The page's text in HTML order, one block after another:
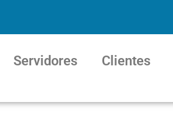
Servidores Clientes